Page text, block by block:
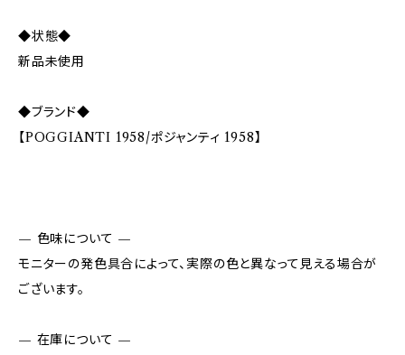
◆状態◆
新品未使用
◆ブランド◆
【POGGIANTI 1958/ポジャンティ 1958】
— 色味について —
モニターの発色具合によって、実際の色と異なって見える場合が
ございます。
— 在庫について —